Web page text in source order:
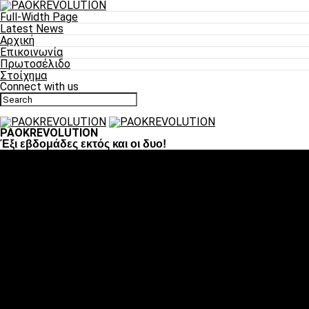
Full-Width Page
Latest News
Αρχική
Επικοινωνία
Πρωτοσέλιδο
Στοίχημα
Connect with us
PAOKREVOLUTION
Έξι εβδομάδες εκτός και οι δυο!